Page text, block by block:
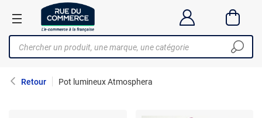
Retour Pot lumineux Atmosphera